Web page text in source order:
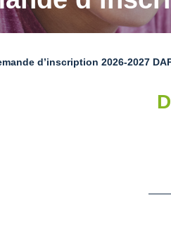
d’inscription 2026-2027